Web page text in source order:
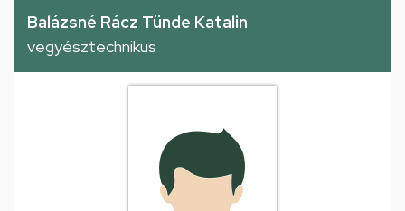
Balázsné Rácz Tünde Katalin
vegyésztechnikus